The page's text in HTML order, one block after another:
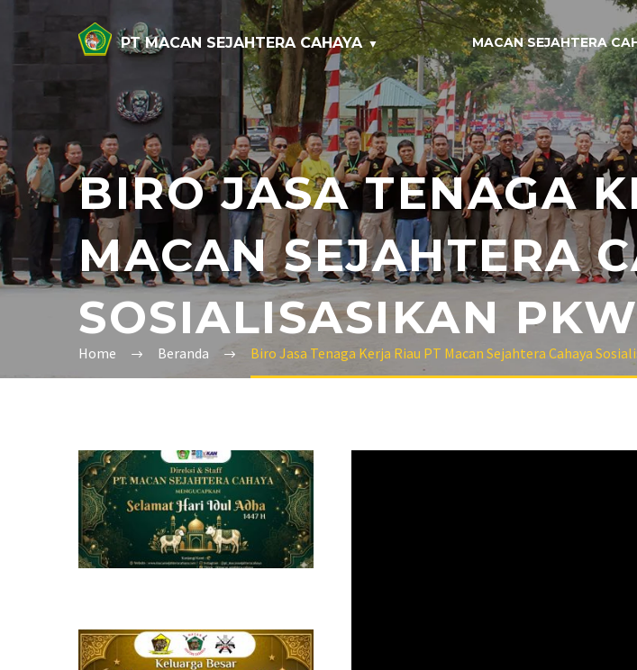
PT MACAN SEJAHTERA CAHAYA MACAN SEJAHTERA
BIRO JASA TENAGA
MACAN SEJAHTERA
SOSIALISASIKAN
Home Beranda Biro Jasa Tenaga Kerja Riau PT Macan Sejahtera Cahaya